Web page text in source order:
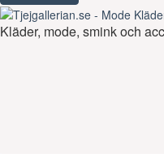
Kläder, mode, smink och